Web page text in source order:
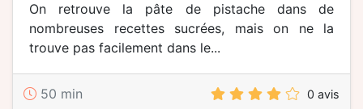
On retrouve la pâte de pistache dans de
nombreuses recettes sucrées, mais on ne la
trouve pas facilement dans le...
50 min 0 avis